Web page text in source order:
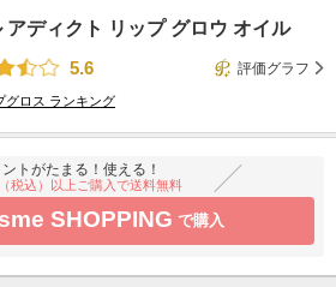
アディクト リップ グロウ オイル
5.6
評価グラフ
グロス ランキング
トがたまる！使える！
税込）以上ご購入で送料無料
SHOPPING で購入